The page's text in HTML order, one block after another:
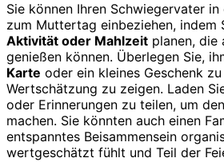
Sie können Ihren Schwiegervater
zum Muttertag einbeziehen, indem
Aktivität oder Mahlzeit planen, die
genießen können. Überlegen Sie,
Karte oder ein kleines Geschenk
Wertschätzung zu zeigen. Laden
oder Erinnerungen zu teilen, um
machen. Sie könnten auch einen
entspanntes Beisammensein
wertgeschätzt fühlt und Teil der